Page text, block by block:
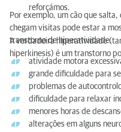
Existem
cães?
reforçámos.
Por exemplo, um cão que
chegam visitas pode estar a
transtorno de hiperatividade.
A verdadeira hiperatividade
hiperkinesis) é um transtorno
atividade motora
grande dificuldade para
problemas de
dificuldade para relaxar
menores horas de
alterações em alguns